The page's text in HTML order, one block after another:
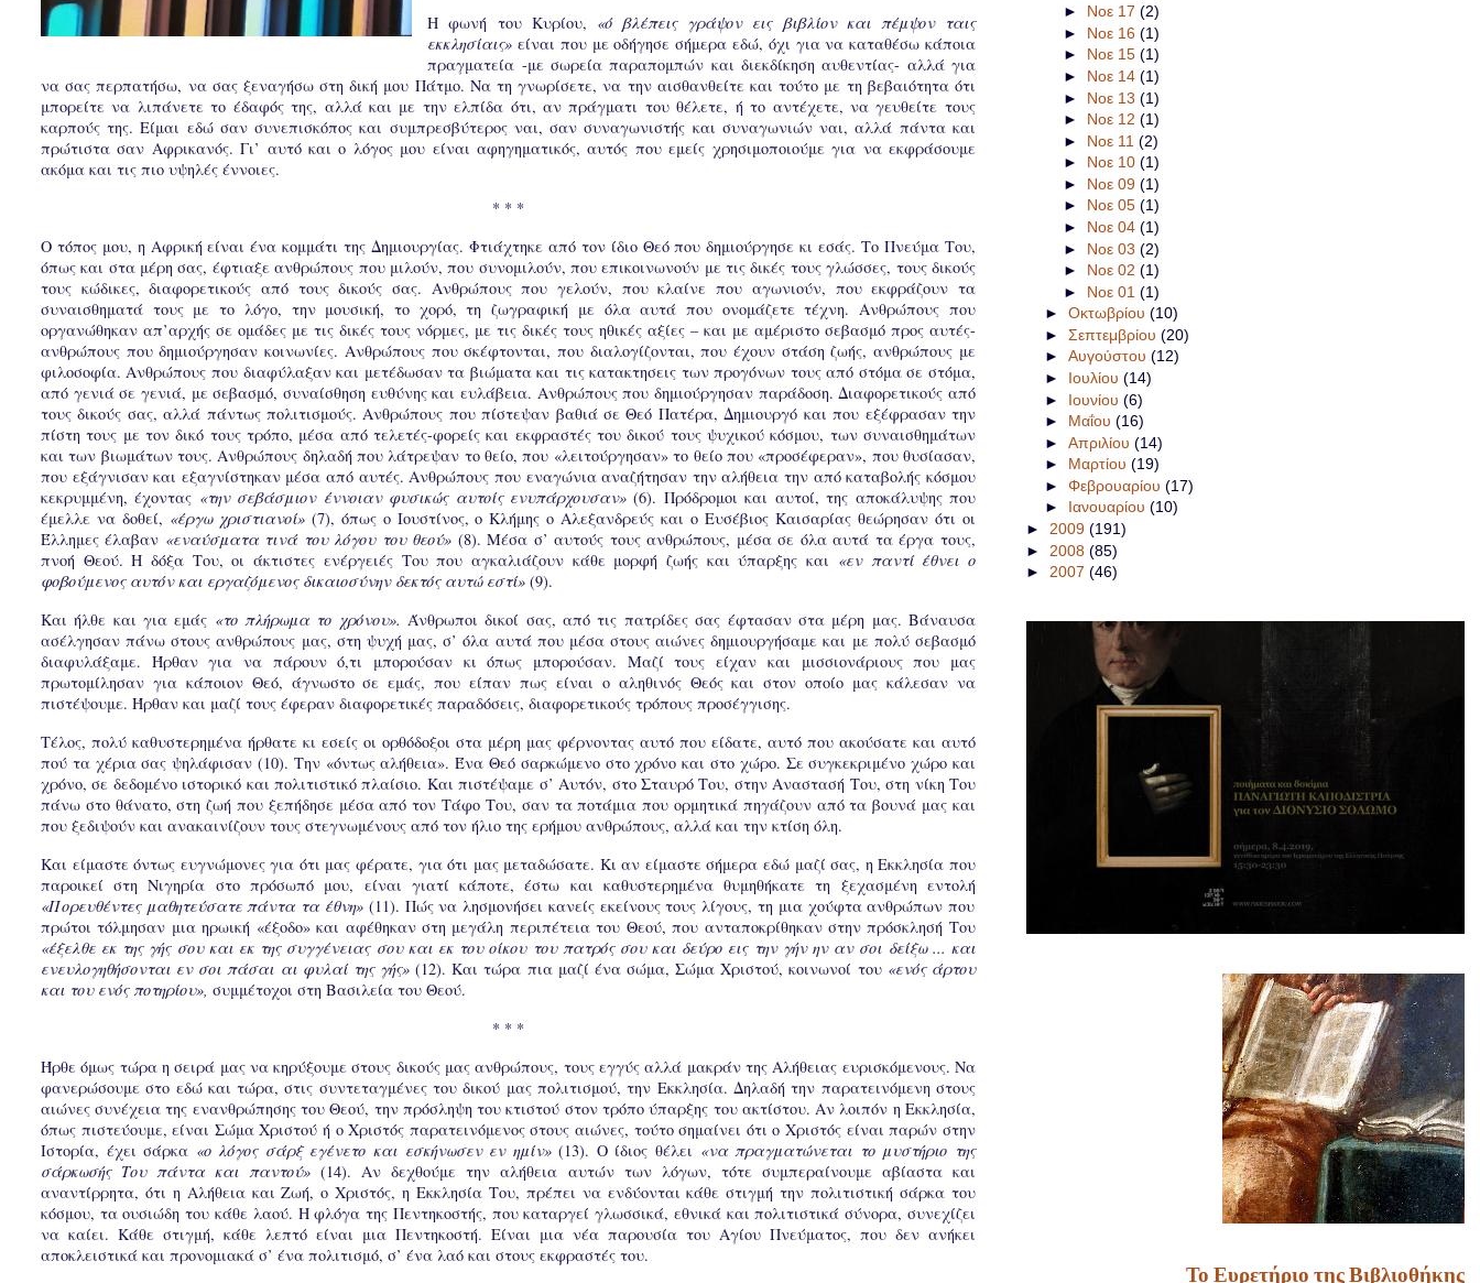
Η φωνή του Κυρίου, «ό βλέπεις γράψον εις βιβλίον και πέμψον ταις
εκκλησίαις» είναι που με οδήγησε σήμερα εδώ, όχι για να καταθέσω κάποια
πραγματεία -με σωρεία παραπομπών και διεκδίκηση αυθεντίας- αλλά για
να σας περπατήσω, να σας ξεναγήσω στη δική μου Πάτμο. Να τη γνωρίσετε, να την αισθανθείτε και τούτο με τη βεβαιότητα ότι
μπορείτε να λιπάνετε το έδαφός της, αλλά και με την ελπίδα ότι, αν πράγματι του θέλετε, ή το αντέχετε, να γευθείτε τους
καρπούς της. Είμαι εδώ σαν συνεπισκόπος και συμπρεσβύτερος ναι, σαν συναγωνιστής και συναγωνιών ναι, αλλά πάντα και
πρώτιστα σαν Αφρικανός. Γι’ αυτό και ο λόγος μου είναι αφηγηματικός, αυτός που εμείς χρησιμοποιούμε για να εκφράσουμε
ακόμα και τις πιο υψηλές έννοιες.
* * *
Ο τόπος μου, η Αφρική είναι ένα κομμάτι της Δημιουργίας. Φτιάχτηκε από τον ίδιο Θεό που δημιούργησε κι εσάς. Το Πνεύμα Του,
όπως και στα μέρη σας, έφτιαξε ανθρώπους που μιλούν, που συνομιλούν, που επικοινωνούν με τις δικές τους γλώσσες, τους δικούς
τους κώδικες, διαφορετικούς από τους δικούς σας. Ανθρώπους που γελούν, που κλαίνε που αγωνιούν, που εκφράζουν τα
συναισθηματά τους με το λόγο, την μουσική, το χορό, τη ζωγραφική με όλα αυτά που ονομάζετε τέχνη. Ανθρώπους που
οργανώθηκαν απ’αρχής σε ομάδες με τις δικές τους νόρμες, με τις δικές τους ηθικές αξίες – και με αμέριστο σεβασμό προς αυτές-
ανθρώπους που δημιούργησαν κοινωνίες. Ανθρώπους που σκέφτονται, που διαλογίζονται, που έχουν στάση ζωής, ανθρώπους με
φιλοσοφία. Ανθρώπους που διαφύλαξαν και μετέδωσαν τα βιώματα και τις κατακτησεις των προγόνων τους από στόμα σε στόμα,
από γενιά σε γενιά, με σεβασμό, συναίσθηση ευθύνης και ευλάβεια. Ανθρώπους που δημιούργησαν παράδοση. Διαφορετικούς από
τους δικούς σας, αλλά πάντως πολιτισμούς. Ανθρώπους που πίστεψαν βαθιά σε Θεό Πατέρα, Δημιουργό και που εξέφρασαν την
πίστη τους με τον δικό τους τρόπο, μέσα από τελετές-φορείς και εκφραστές του δικού τους ψυχικού κόσμου, των συναισθημάτων
και των βιωμάτων τους. Ανθρώπους δηλαδή που λάτρεψαν το θείο, που «λειτούργησαν» το θείο που «προσέφεραν», που θυσίασαν,
που εξάγνισαν και εξαγνίστηκαν μέσα από αυτές. Ανθρώπους που εναγώνια αναζήτησαν την αλήθεια την από καταβολής κόσμου
κεκρυμμένη, έχοντας «την σεβάσμιον έννοιαν φυσικώς αυτοίς ενυπάρχουσαν»(6). Πρόδρομοι και αυτοί, της αποκάλυψης που
έμελλε να δοθεί, «έργω χριστιανοί»(7), όπως ο Ιουστίνος, ο Κλήμης ο Αλεξανδρεύς και ο Ευσέβιος Καισαρίας θεώρησαν ότι οι
Έλλημες έλαβαν «εναύσματα τινά του λόγου του θεού» (8). Μέσα σ’ αυτούς τους ανθρώπους, μέσα σε όλα αυτά τα έργα τους,
πνοή Θεού. Η δόξα Του, οι άκτιστες ενέργειές Του που αγκαλιάζουν κάθε μορφή ζωής και ύπαρξης και «εν παντί έθνει ο
φοβούμενος αυτόν και εργαζόμενος δικαιοσύνην δεκτός αυτώ εστί»(9).
Και ήλθε και για εμάς «το πλήρωμα το χρόνου». Άνθρωποι δικοί σας, από τις πατρίδες σας έφτασαν στα μέρη μας. Βάναυσα
ασέλγησαν πάνω στους ανθρώπους μας, στη ψυχή μας, σ’ όλα αυτά που μέσα στους αιώνες δημιουργήσαμε και με πολύ σεβασμό
διαφυλάξαμε. Ήρθαν για να πάρουν ό,τι μπορούσαν κι όπως μπορούσαν. Μαζί τους είχαν και μισσιονάριους που μας
πρωτομίλησαν για κάποιον Θεό, άγνωστο σε εμάς, που είπαν πως είναι ο αληθινός Θεός και στον οποίο μας κάλεσαν να
πιστέψουμε. Ήρθαν και μαζί τους έφεραν διαφορετικές παραδόσεις, διαφορετικούς τρόπους προσέγγισης.
Τέλος, πολύ καθυστερημένα ήρθατε κι εσείς οι ορθόδοξοι στα μέρη μας φέρνοντας αυτό που είδατε, αυτό που ακούσατε και αυτό
πού τα χέρια σας ψηλάφισαν (10). Την «όντως αλήθεια». Ένα Θεό σαρκώμενο στο χρόνο και στο χώρο. Σε συγκεκριμένο χώρο και
χρόνο, σε δεδομένο ιστορικό και πολιτιστικό πλαίσιο. Και πιστέψαμε σ’ Αυτόν, στο Σταυρό Του, στην Αναστασή Του, στη νίκη Του
πάνω στο θάνατο, στη ζωή που ξεπήδησε μέσα από τον Τάφο Του, σαν τα ποτάμια που ορμητικά πηγάζουν από τα βουνά μας και
που ξεδιψούν και ανακαινίζουν τους στεγνωμένους από τον ήλιο της ερήμου ανθρώπους, αλλά και την κτίση όλη.
Και είμαστε όντως ευγνώμονες για ότι μας φέρατε, για ότι μας μεταδώσατε. Κι αν είμαστε σήμερα εδώ μαζί σας, η Εκκλησία που
παροικεί στη Νιγηρία στο πρόσωπό μου, είναι γιατί κάποτε, έστω και καθυστερημένα θυμηθήκατε τη ξεχασμένη εντολή
«Πορευθέντες μαθητεύσατε πάντα τα έθνη» (11). Πώς να λησμονήσει κανείς εκείνους τους λίγους, τη μια χούφτα ανθρώπων που
πρώτοι τόλμησαν μια ηρωική «έξοδο» και αφέθηκαν στη μεγάλη περιπέτεια του Θεού, που ανταποκρίθηκαν στην πρόσκλησή Του
«έξελθε εκ της γής σου και εκ της συγγένειας σου και εκ του οίκου του πατρός σου και δεύρο εις την γήν ην αν σοι δείξω ... και
ενευλογηθήσονται εν σοι πάσαι αι φυλαί της γής»(12). Και τώρα πια μαζί ένα σώμα, Σώμα Χριστού, κοινωνοί του «ενός άρτου
και του ενός ποτηρίου», συμμέτοχοι στη Βασιλεία του Θεού.
* * *
Ήρθε όμως τώρα η σειρά μας να κηρύξουμε στους δικούς μας ανθρώπους, τους εγγύς αλλά μακράν της Αλήθειας ευρισκόμενους. Να
φανερώσουμε στο εδώ και τώρα, στις συντεταγμένες του δικού μας πολιτισμού, την Εκκλησία. Δηλαδή την παρατεινόμενη στους
αιώνες συνέχεια της ενανθρώπησης του Θεού, την πρόσληψη του κτιστού στον τρόπο ύπαρξης του ακτίστου. Αν λοιπόν η Εκκλησία,
όπως πιστεύουμε, είναι Σώμα Χριστού ή ο Χριστός παρατεινόμενος στους αιώνες, τούτο σημαίνει ότι ο Χριστός είναι παρών στην
Ιστορία, έχει σάρκα «ο λόγος σάρξ εγένετο και εσκήνωσεν εν ημίν»(13). Ο ίδιος θέλει «να πραγματώνεται το μυστήριο της
σάρκωσής Του πάντα και παντού» (14). Αν δεχθούμε την αλήθεια αυτών των λόγων, τότε συμπεραίνουμε αβίαστα και
αναντίρρητα, ότι η Αλήθεια και Ζωή, ο Χριστός, η Εκκλησία Του, πρέπει να ενδύονται κάθε στιγμή την πολιτιστική σάρκα του
κόσμου, τα ουσιώδη του κάθε λαού. Η φλόγα της Πεντηκοστής, που καταργεί γλωσσικά, εθνικά και πολιτιστικά σύνορα, συνεχίζει
να καίει. Κάθε στιγμή, κάθε λεπτό είναι μια Πεντηκοστή. Είναι μια νέα παρουσία του Αγίου Πνεύματος, που δεν ανήκει
αποκλειστικά και προνομιακά σ’ ένα πολιτισμό, σ’ ένα λαό και στους εκφραστές του.
► Νοε 17(2)
► Νοε 16(1)
► Νοε 15(1)
► Νοε 14(1)
► Νοε 13(1)
► Νοε 12(1)
► Νοε 11(2)
► Νοε 10(1)
► Νοε 09(1)
► Νοε 05(1)
► Νοε 04(1)
► Νοε 03(2)
► Νοε 02(1)
► Νοε 01(1)
► Οκτωβρίου (10)
► Σεπτεμβρίου (20)
► Αυγούστου (12)
► Ιουλίου (14)
► Ιουνίου (6)
► Μαΐου (16)
► Απριλίου (14)
► Μαρτίου (19)
► Φεβρουαρίου (17)
► Ιανουαρίου (10)
► 2009 (191)
► 2008 (85)
► 2007 (46)
Το Ευρετήριο της Βιβλιοθήκης